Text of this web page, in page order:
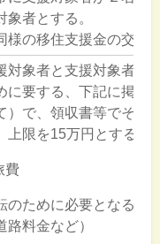
象者とする。
様の移住支援金の交付
対象者と支援対象者と
に要する、下記に掲げ
）で、領収書等でその
上限を15万円とする。
費
のために必要となる旅
路料金など）